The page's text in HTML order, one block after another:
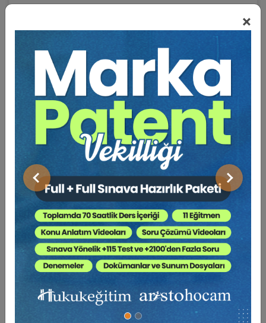
×
Önceki Sonraki
17.10 – 17.20: Ara
9. OTURUM
17.20 – 18.40: LİMİTED ŞİRKETLER
Oturum Başkanı:Ahmet ÖZGAN (Yargıtay 11.
HD Onursal Başkanı)
Prof. Dr. Mustafa TOPALOĞLU:Limited
Şirketlerde Finansal Tabloların Müzakeresi
Nedeniyle Genel Kurulun Ertelenmesi
Prof. Dr. Ahmet TÜRK: Türk Ticaret Kanunu’nun
Limited Şirketlere İlişkin Hükümlerindeki Eksiklik